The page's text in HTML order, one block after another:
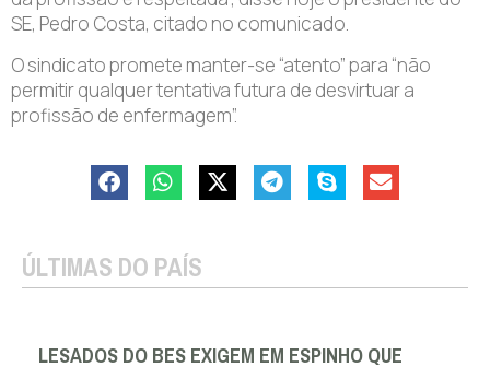
SE, Pedro Costa, citado no comunicado.
O sindicato promete manter-se “atento” para “não
permitir qualquer tentativa futura de desvirtuar a
profissão de enfermagem”.
ÚLTIMAS DO PAÍS
LESADOS DO BES EXIGEM EM ESPINHO QUE